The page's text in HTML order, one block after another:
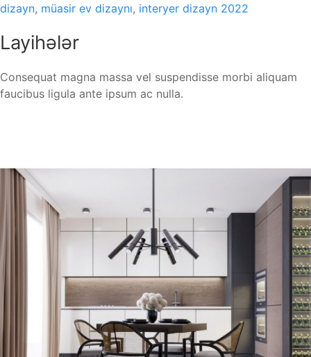
dizayn, müasir ev dizaynı, interyer dizayn 2022
Layihələr
Consequat magna massa vel suspendisse morbi aliquam
faucibus ligula ante ipsum ac nulla.